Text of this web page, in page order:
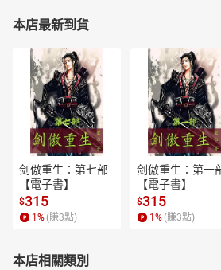
盛綻端陽
每年到了端午這個時節，總會讓人想要品
五星飯店、不約而同、推出許多極具創意
嘗鮮的妳，不妨從其中挑選幾間來品嚐，
添光彩！
本店最新到貨
剑傲重生：第七部
【電子書】
$315
1 % (賺3點)
剑傲重生：第一
【電子書】
$315
1 % (賺3點)
本店相關類別